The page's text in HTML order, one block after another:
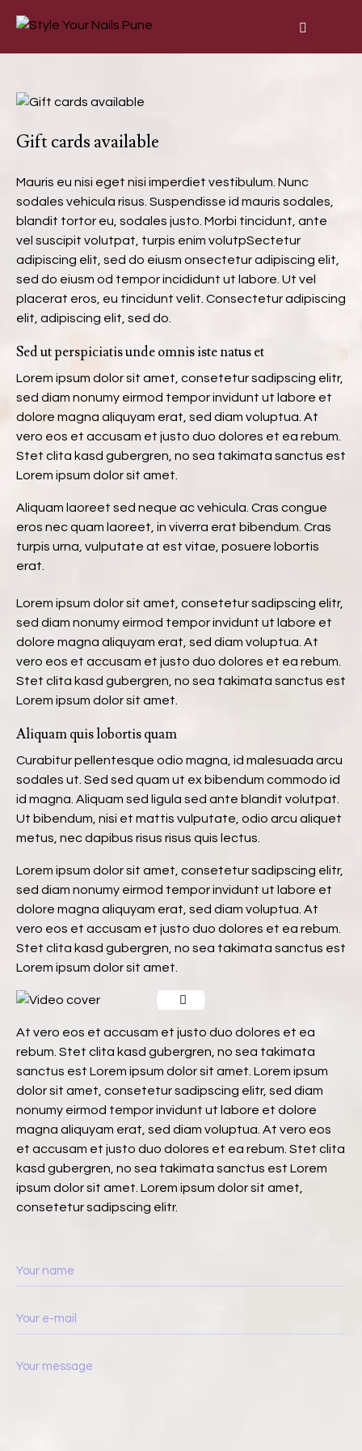
Gift cards available
Mauris eu nisi eget nisi imperdiet vestibulum. Nunc
sodales vehicula risus. Suspendisse id mauris sodales,
blandit tortor eu, sodales justo. Morbi tincidunt, ante
vel suscipit volutpat, turpis enim volutpSectetur
adipiscing elit, sed do eiusm onsectetur adipiscing elit,
sed do eiusm od tempor incididunt ut labore. Ut vel
placerat eros, eu tincidunt velit. Consectetur adipiscing
elit, adipiscing elit, sed do.
Sed ut perspiciatis unde omnis iste natus et
Lorem ipsum dolor sit amet, consetetur sadipscing elitr,
sed diam nonumy eirmod tempor invidunt ut labore et
dolore magna aliquyam erat, sed diam voluptua. At
vero eos et accusam et justo duo dolores et ea rebum.
Stet clita kasd gubergren, no sea takimata sanctus est
Lorem ipsum dolor sit amet.
Aliquam laoreet sed neque ac vehicula. Cras congue
eros nec quam laoreet, in viverra erat bibendum. Cras
turpis urna, vulputate at est vitae, posuere lobortis
erat.
Lorem ipsum dolor sit amet, consetetur sadipscing elitr,
sed diam nonumy eirmod tempor invidunt ut labore et
dolore magna aliquyam erat, sed diam voluptua. At
vero eos et accusam et justo duo dolores et ea rebum.
Stet clita kasd gubergren, no sea takimata sanctus est
Lorem ipsum dolor sit amet.
Aliquam quis lobortis quam
Curabitur pellentesque odio magna, id malesuada arcu
sodales ut. Sed sed quam ut ex bibendum commodo id
id magna. Aliquam sed ligula sed ante blandit volutpat.
Ut bibendum, nisi et mattis vulputate, odio arcu aliquet
metus, nec dapibus risus risus quis lectus.
Lorem ipsum dolor sit amet, consetetur sadipscing elitr,
sed diam nonumy eirmod tempor invidunt ut labore et
dolore magna aliquyam erat, sed diam voluptua. At
vero eos et accusam et justo duo dolores et ea rebum.
Stet clita kasd gubergren, no sea takimata sanctus est
Lorem ipsum dolor sit amet.
At vero eos et accusam et justo duo dolores et ea
rebum. Stet clita kasd gubergren, no sea takimata
sanctus est Lorem ipsum dolor sit amet. Lorem ipsum
dolor sit amet, consetetur sadipscing elitr, sed diam
nonumy eirmod tempor invidunt ut labore et dolore
magna aliquyam erat, sed diam voluptua. At vero eos
et accusam et justo duo dolores et ea rebum. Stet clita
kasd gubergren, no sea takimata sanctus est Lorem
ipsum dolor sit amet. Lorem ipsum dolor sit amet,
consetetur sadipscing elitr.